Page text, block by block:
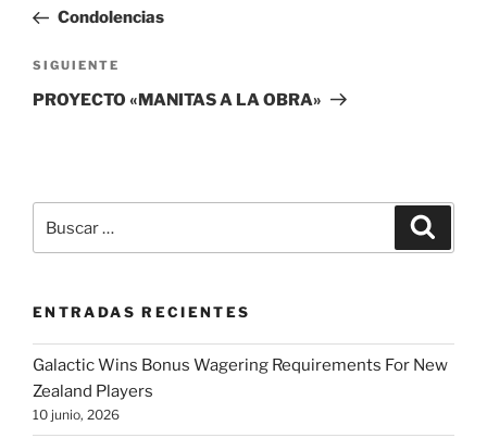
entradas
anterior:
Condolencias
Siguiente
entrada
SIGUIENTE
PROYECTO «MANITAS A LA OBRA»
por:
ENTRADAS RECIENTES
Galactic Wins Bonus Wagering Requirements For New
Zealand Players
10 junio, 2026